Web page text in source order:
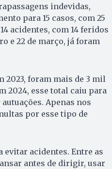
indevidas,
para 15 casos, com 25
acidentes, com 14 feridos
e 22 de março, já foram
2023, foram mais de 3 mil
2024, esse total caiu para
autuações. Apenas nos
por esse tipo de
evitar acidentes. Entre as
antes de dirigir, usar